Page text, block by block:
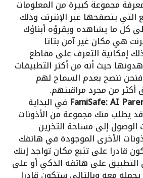
مجموعة كبيرة من المعلومات
التي يتصفحها عبر الإنترنت وذلك
كل ما يشاهده ويقرؤه أبناؤك
هي مكان غير آمن بتاتا
إمكانية التعرف على مقاطع
حيث أنه من أكثر التطبيقات
فنحن ننصح بعدم السماح لهم
أكثر من مجرد مراقبتهم.
في البداية
قد يطلب منك مجموعة من الأذونات
الوصول إلى مساحة التخزين
الأخرى الموجودة في هاتفك
قادرا على تتبع مكان تواجد إبنك
على هاتفه الذكي أو على